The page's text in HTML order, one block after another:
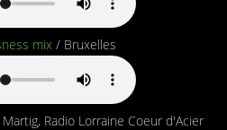
mix / Bruxelles
Radio Lorraine Coeur d'Acier